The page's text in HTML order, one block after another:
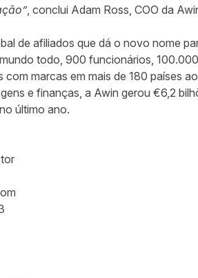
, conclui Adam Ross, COO da
de afiliados que dá o novo nome
todo, 900 funcionários,
marcas em mais de 180 países
e finanças, a Awin gerou €6,2
último ano.